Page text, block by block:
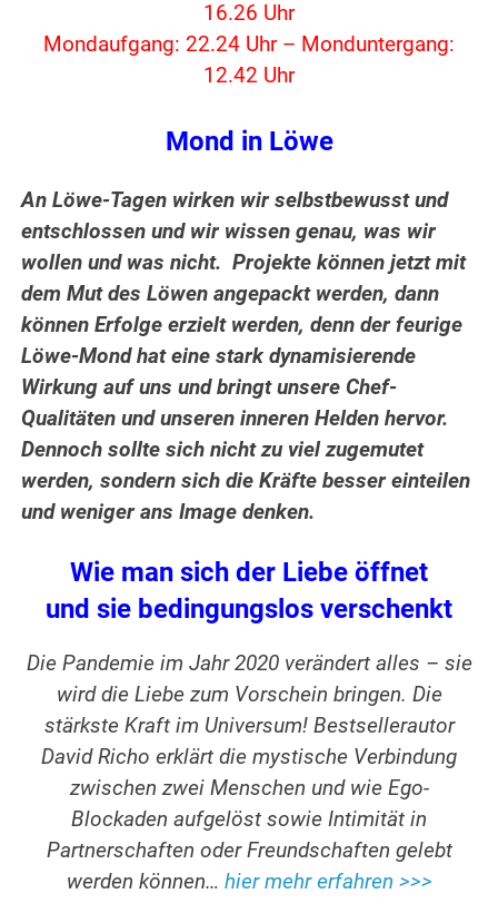
16.26 Uhr
Mondaufgang: 22.24 Uhr – Monduntergang:
12.42 Uhr
Mond in Löwe
An Löwe-Tagen wirken wir selbstbewusst und
entschlossen und wir wissen genau, was wir
wollen und was nicht. Projekte können jetzt mit
dem Mut des Löwen angepackt werden, dann
können Erfolge erzielt werden, denn der feurige
Löwe-Mond hat eine stark dynamisierende
Wirkung auf uns und bringt unsere Chef-
Qualitäten und unseren inneren Helden hervor.
Dennoch sollte sich nicht zu viel zugemutet
werden, sondern sich die Kräfte besser einteilen
und weniger ans Image denken.
Wie man sich der Liebe öffnet
und sie bedingungslos verschenkt
Die Pandemie im Jahr 2020 verändert alles – sie
wird die Liebe zum Vorschein bringen. Die
stärkste Kraft im Universum! Bestsellerautor
David Richo erklärt die mystische Verbindung
zwischen zwei Menschen und wie Ego-
Blockaden aufgelöst sowie Intimität in
Partnerschaften oder Freundschaften gelebt
werden können… hier mehr erfahren >>>